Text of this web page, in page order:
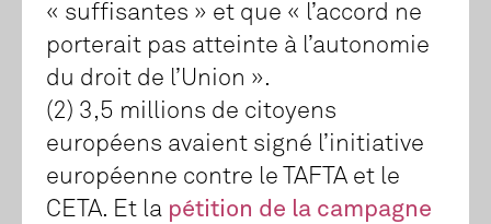
« suffisantes » et que « l’accord ne
porterait pas atteinte à l’autonomie
du droit de l’Union ».
(2) 3,5 millions de citoyens
européens avaient signé l’initiative
européenne contre le TAFTA et le
CETA. Et la pétition de la campagne